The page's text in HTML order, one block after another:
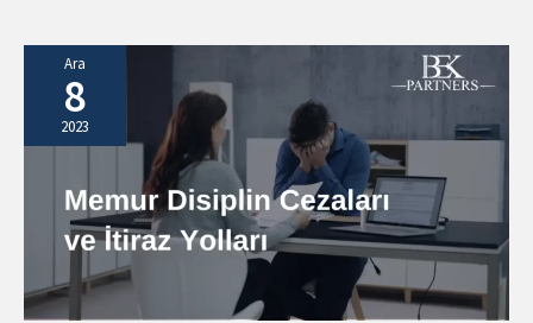
Ara
8
2023
Memur
Disiplin
Cezaları